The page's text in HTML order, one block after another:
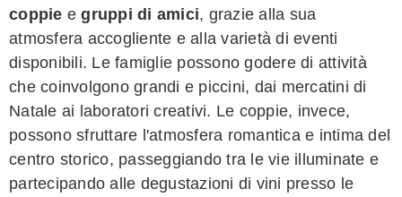
coppie egruppi di amici, grazie alla sua
atmosfera accogliente e alla varietà di eventi
disponibili. Le famiglie possono godere di attività
che coinvolgono grandi e piccini, dai mercatini di
Natale ai laboratori creativi. Le coppie, invece,
possono sfruttare l'atmosfera romantica e intima del
centro storico, passeggiando tra le vie illuminate e
partecipando alle degustazioni di vini presso le